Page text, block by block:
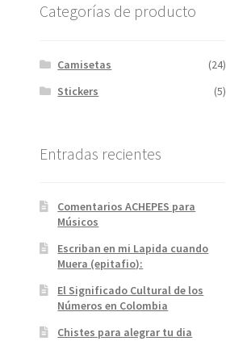
Categorías de producto
Camisetas
(24)
Stickers
(5)
Entradas recientes
Comentarios ACHEPES para
Músicos
Escriban en mi Lapida cuando
Muera (epitafio):
El Significado Cultural de los
Números en Colombia
Chistes para alegrar tu dia